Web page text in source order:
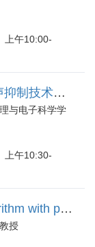
上午10:00-
光和原子量子系统噪声抑制技术实验研究
与电子科学学
上午10:30-
Design quantum algorithm with physics
授